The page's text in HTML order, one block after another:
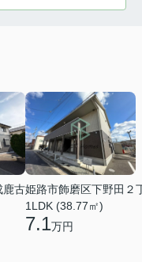
鹿古姫路市飾磨区下野田２
1LDK (38.77㎡)
7.1万円